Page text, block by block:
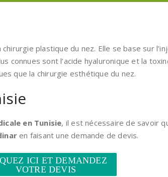
plastique du nez. Elle se base sur
sont l’acide hyaluronique et la
que la chirurgie esthétique du nez.
en Tunisie, il est nécessaire de savoir
en faisant une demande de devis.
ICI ET DEMANDEZ
VOTRE DEVIS